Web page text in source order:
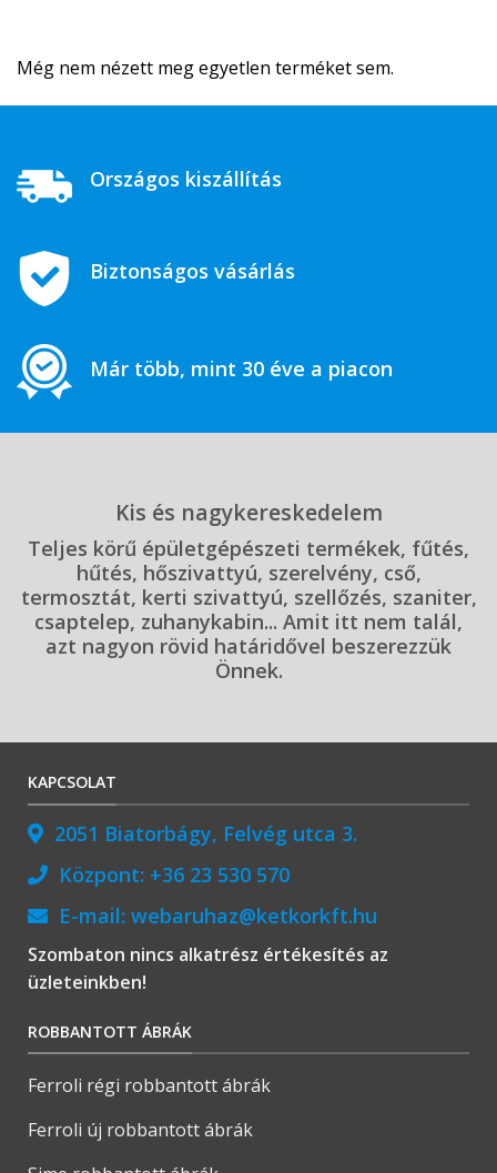
Még nem nézett meg egyetlen terméket sem.
Országos kiszállítás
Biztonságos vásárlás
Már több, mint 30 éve a piacon
Kis és nagykereskedelem
Teljes körű épületgépészeti termékek, fűtés,
hűtés, hőszivattyú, szerelvény, cső,
termosztát, kerti szivattyú, szellőzés, szaniter,
csaptelep, zuhanykabin... Amit itt nem talál,
azt nagyon rövid határidővel beszerezzük
Önnek.
KAPCSOLAT
2051 Biatorbágy, Felvég utca 3.
Központ: +36 23 530 570
E-mail: webaruhaz@ketkorkft.hu
Szombaton nincs alkatrész értékesítés az
üzleteinkben!
ROBBANTOTT ÁBRÁK
Ferroli régi robbantott ábrák
Ferroli új robbantott ábrák